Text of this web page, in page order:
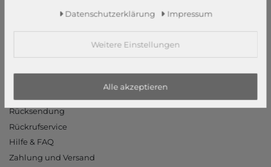
Mein Konto
Informationen
Rücksendung
Rückrufservice
Hilfe & FAQ
Zahlung und Versand
Daten­schutz­erklärung Impressum
Weitere Einstellungen
Alle akzeptieren